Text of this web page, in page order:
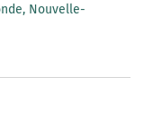
Nouvelle-